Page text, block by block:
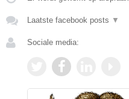
Laatste facebook posts ▼
Sociale media: